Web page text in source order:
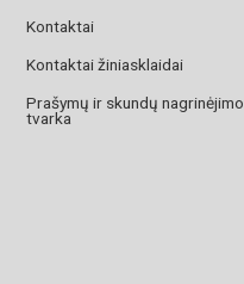
Kontaktai
Kontaktai žiniasklaidai
Prašymų ir skundų nagrinėjimo
tvarka